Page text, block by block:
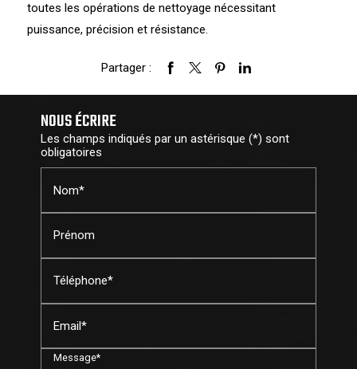
toutes les opérations de nettoyage nécessitant
puissance, précision et résistance.
Partager :
NOUS ÉCRIRE
Les champs indiqués par un astérisque (*) sont
obligatoires
Nom*
Prénom
Téléphone*
Email*
Message*